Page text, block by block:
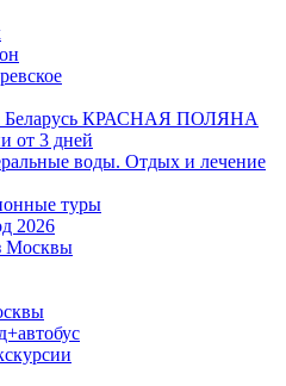
Беларусь КРАСНАЯ ПОЛЯНА
от 3 дней
воды. Отдых и лечение
туры
2026
Москвы